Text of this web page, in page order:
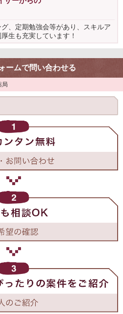
、定期勉強会等があり、スキルア
生も充実しています！
ームで問い合わせる
局